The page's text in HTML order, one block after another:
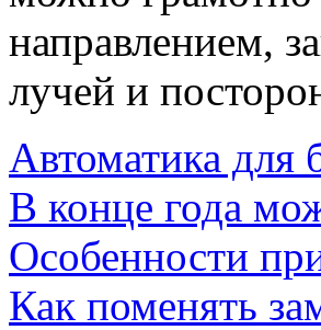
направлением,
лучей и
Автоматика для
В конце года
Особенности
Как поменять